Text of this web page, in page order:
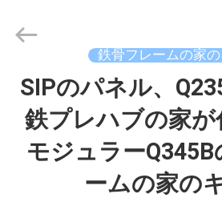
家
2021
FASEC
Buildings
Co.,Ltd..
Reserved.
鉄骨フレームの家の
SIPのパネル、
鉄プレハブの家が
モジュラー
ームの家の